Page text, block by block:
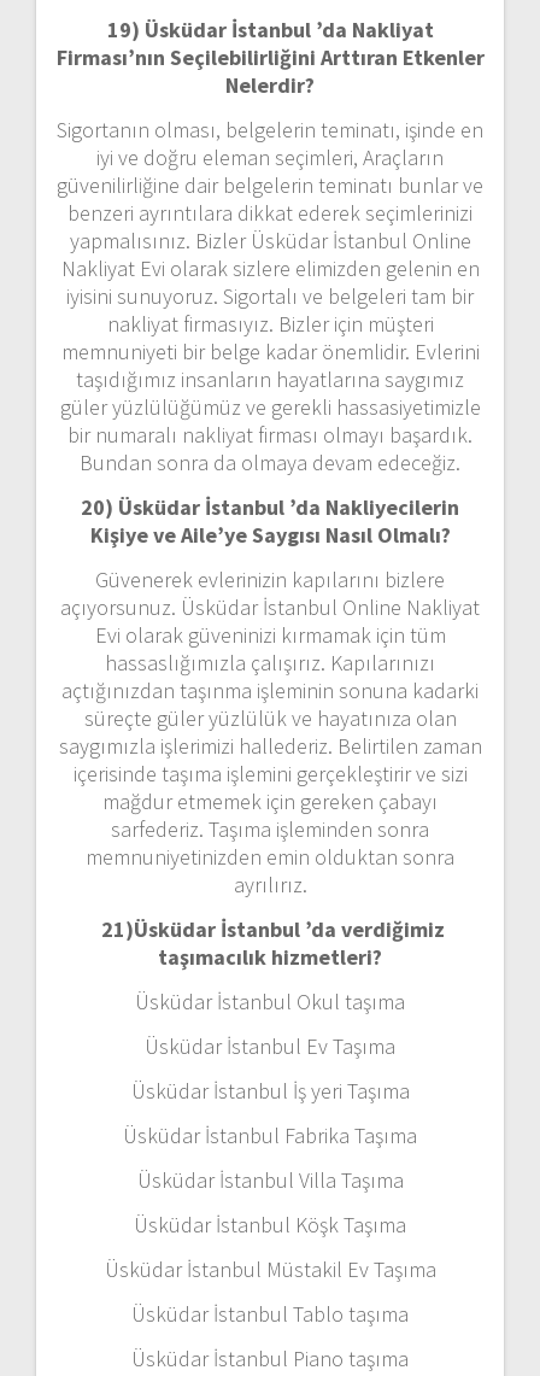
19) Üsküdar İstanbul ’da Nakliyat
Firması’nın Seçilebilirliğini Arttıran Etkenler
Nelerdir?
Sigortanın olması, belgelerin teminatı, işinde en
iyi ve doğru eleman seçimleri, Araçların
güvenilirliğine dair belgelerin teminatı bunlar ve
benzeri ayrıntılara dikkat ederek seçimlerinizi
yapmalısınız. Bizler Üsküdar İstanbul Online
Nakliyat Evi olarak sizlere elimizden gelenin en
iyisini sunuyoruz. Sigortalı ve belgeleri tam bir
nakliyat firmasıyız. Bizler için müşteri
memnuniyeti bir belge kadar önemlidir. Evlerini
taşıdığımız insanların hayatlarına saygımız
güler yüzlülüğümüz ve gerekli hassasiyetimizle
bir numaralı nakliyat firması olmayı başardık.
Bundan sonra da olmaya devam edeceğiz.
20) Üsküdar İstanbul ’da Nakliyecilerin
Kişiye ve Aile’ye Saygısı Nasıl Olmalı?
Güvenerek evlerinizin kapılarını bizlere
açıyorsunuz. Üsküdar İstanbul Online Nakliyat
Evi olarak güveninizi kırmamak için tüm
hassaslığımızla çalışırız. Kapılarınızı
açtığınızdan taşınma işleminin sonuna kadarki
süreçte güler yüzlülük ve hayatınıza olan
saygımızla işlerimizi hallederiz. Belirtilen zaman
içerisinde taşıma işlemini gerçekleştirir ve sizi
mağdur etmemek için gereken çabayı
sarfederiz. Taşıma işleminden sonra
memnuniyetinizden emin olduktan sonra
ayrılırız.
21)Üsküdar İstanbul ’da verdiğimiz
taşımacılık hizmetleri?
Üsküdar İstanbul Okul taşıma
Üsküdar İstanbul Ev Taşıma
Üsküdar İstanbul İş yeri Taşıma
Üsküdar İstanbul Fabrika Taşıma
Üsküdar İstanbul Villa Taşıma
Üsküdar İstanbul Köşk Taşıma
Üsküdar İstanbul Müstakil Ev Taşıma
Üsküdar İstanbul Tablo taşıma
Üsküdar İstanbul Piano taşıma